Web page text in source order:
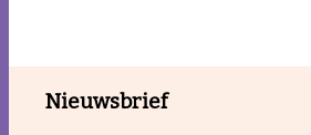
Nieuwsbrief